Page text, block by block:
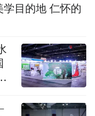
学目的地 仁怀的